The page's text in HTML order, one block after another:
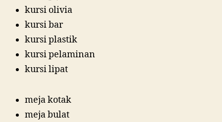
kursi olivia
kursi bar
kursi plastik
kursi pelaminan
kursi lipat
meja kotak
meja bulat